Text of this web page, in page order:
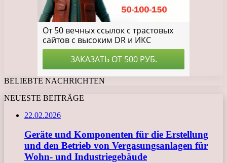
BELIEBTE NACHRICHTEN
NEUESTE BEITRÄGE
22.02.2026
Geräte und Komponenten für die Erstellung
und den Betrieb von Vergasungsanlagen für
Wohn- und Industriegebäude